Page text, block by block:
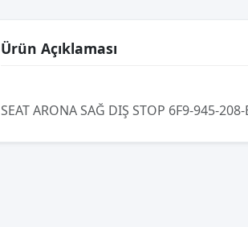
Ürün Açıklaması
SEAT ARONA SAĞ DIŞ STOP 6F9-945-208-